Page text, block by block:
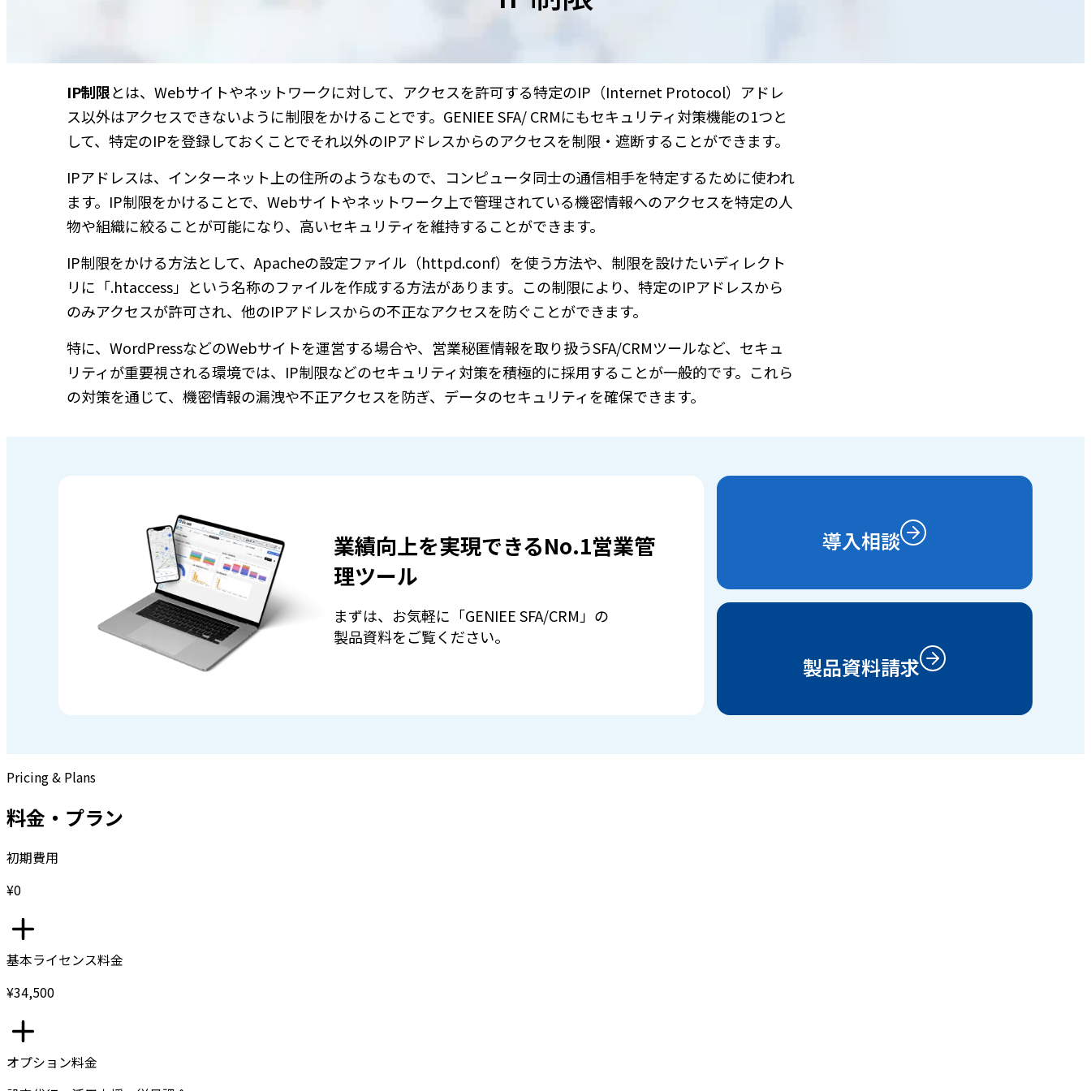
IP制限とは、Webサイトやネットワークに対して、アクセスを許可する特定のIP（Internet Protocol）アドレ
ス以外はアクセスできないように制限をかけることです。GENIEE SFA/ CRMにもセキュリティ対策機能の1つと
して、特定のIPを登録しておくことでそれ以外のIPアドレスからのアクセスを制限・遮断することができます。
IPアドレスは、インターネット上の住所のようなもので、コンピュータ同士の通信相手を特定するために使われ
ます。IP制限をかけることで、Webサイトやネットワーク上で管理されている機密情報へのアクセスを特定の人
物や組織に絞ることが可能になり、高いセキュリティを維持することができます。
IP制限をかける方法として、Apacheの設定ファイル（httpd.conf）を使う方法や、制限を設けたいディレクト
リに「.htaccess」という名称のファイルを作成する方法があります。この制限により、特定のIPアドレスから
のみアクセスが許可され、他のIPアドレスからの不正なアクセスを防ぐことができます。
特に、WordPressなどのWebサイトを運営する場合や、営業秘匿情報を取り扱うSFA/CRMツールなど、セキュ
リティが重要視される環境では、IP制限などのセキュリティ対策を積極的に採用することが一般的です。これら
の対策を通じて、機密情報の漏洩や不正アクセスを防ぎ、データのセキュリティを確保できます。
業績向上を実現できるNo.1営業管
理ツール
まずは、お気軽に「GENIEE SFA/CRM」の
製品資料をご覧ください。
導入相談
製品資料請求
Pricing & Plans
料金・プラン
初期費用
¥0
基本ライセンス料金
¥34,500
オプション料金